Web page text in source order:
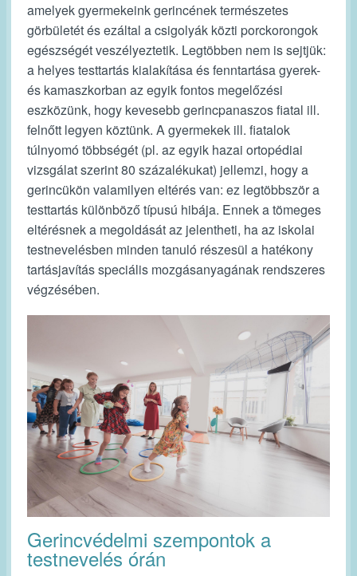
amelyek gyermekeink gerincének természetes
görbületét és ezáltal a csigolyák közti porckorongok
egészségét veszélyeztetik. Legtöbben nem is sejtjük:
a helyes testtartás kialakítása és fenntartása gyerek-
és kamaszkorban az egyik fontos megelőzési
eszközünk, hogy kevesebb gerincpanaszos fiatal ill.
felnőtt legyen köztünk. A gyermekek ill. fiatalok
túlnyomó többségét (pl. az egyik hazai ortopédiai
vizsgálat szerint 80 százalékukat) jellemzi, hogy a
gerincükön valamilyen eltérés van: ez legtöbbször a
testtartás különböző típusú hibája. Ennek a tömeges
eltérésnek a megoldását az jelentheti, ha az iskolai
testnevelésben minden tanuló részesül a hatékony
tartásjavítás speciális mozgásanyagának rendszeres
végzésében.
Gerincvédelmi szempontok a
testnevelés órán